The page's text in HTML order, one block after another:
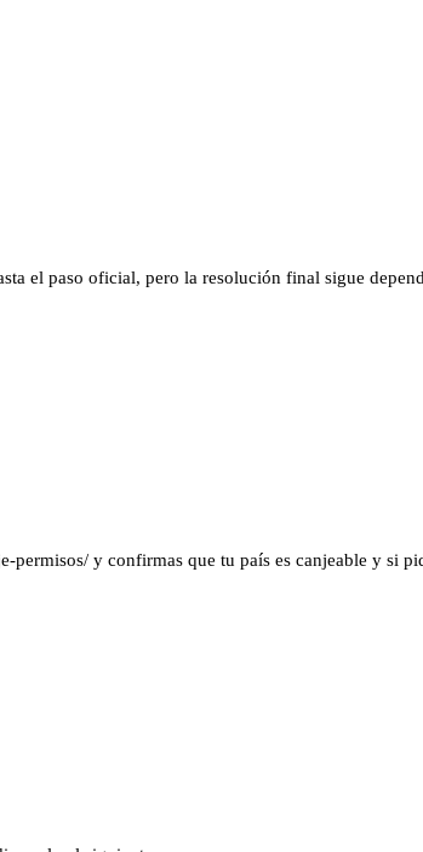
el paso oficial, pero la resolución final sigue
permisos/ y confirmas que tu país es canjeable y si